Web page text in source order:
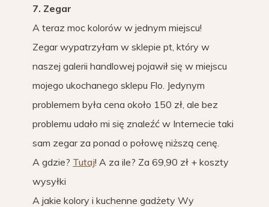
7. Zegar
A teraz moc kolorów w jednym miejscu!
Zegar wypatrzyłam w sklepie pt, który w
naszej galerii handlowej pojawił się w miejscu
mojego ukochanego sklepu Flo. Jedynym
problemem była cena około 150 zł, ale bez
problemu udało mi się znaleźć w Internecie taki
sam zegar za ponad o połowę niższą cenę.
A gdzie? Tutaj! A za ile? Za 69,90 zł + koszty
wysyłki
A jakie kolory i kuchenne gadżety Wy